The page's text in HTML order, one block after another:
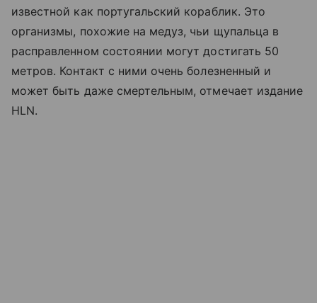
известной как португальский кораблик. Это
организмы, похожие на медуз, чьи щупальца в
расправленном состоянии могут достигать 50
метров. Контакт с ними очень болезненный и
может быть даже смертельным, отмечает издание
HLN.